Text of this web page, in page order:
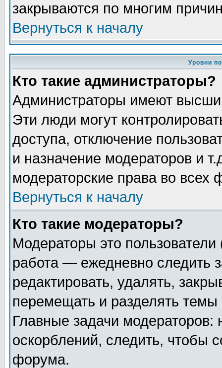
закрываются по многим
Вернуться к началу
Уровни
Кто такие администраторы?
Администраторы имеют
Эти люди могут
доступа, отключение
и назначение модераторов и
модераторские права во всех
Вернуться к началу
Кто такие модераторы?
Модераторы это
работа — ежедневно следить
редактировать, удалять,
перемещать и разделять
Главные задачи
оскорблений, следить, чтобы
форума.